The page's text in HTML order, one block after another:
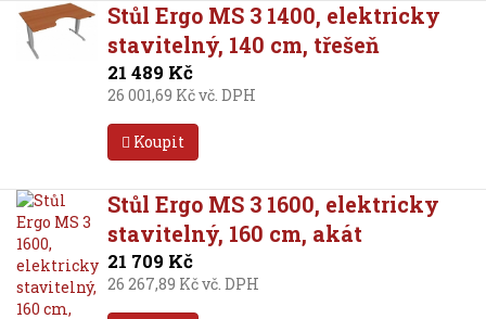
Stůl Ergo MS 3 1400, elektricky
stavitelný, 140 cm, třešeň
21 489 Kč
26 001,69 Kč vč. DPH
Koupit
Stůl Ergo MS 3 1600, elektricky
stavitelný, 160 cm, akát
21 709 Kč
26 267,89 Kč vč. DPH